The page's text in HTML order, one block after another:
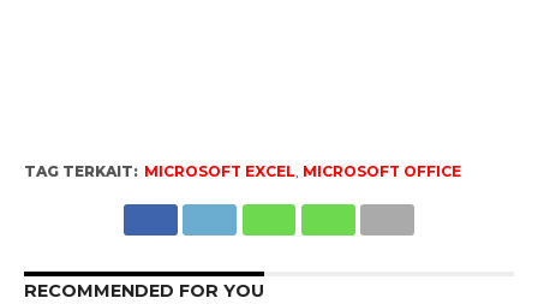
TAG TERKAIT: MICROSOFT EXCEL, MICROSOFT OFFICE
RECOMMENDED FOR YOU